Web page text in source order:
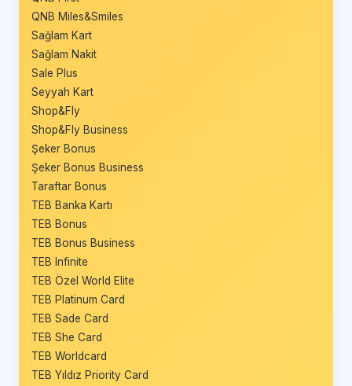
QNB Miles&Smiles
Sağlam Kart
Sağlam Nakit
Sale Plus
Seyyah Kart
Shop&Fly
Shop&Fly Business
Şeker Bonus
Şeker Bonus Business
Taraftar Bonus
TEB Banka Kartı
TEB Bonus
TEB Bonus Business
TEB Infinite
TEB Özel World Elite
TEB Platinum Card
TEB Sade Card
TEB She Card
TEB Worldcard
TEB Yıldız Priority Card